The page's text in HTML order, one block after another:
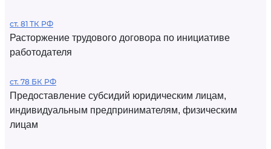
ст. 81 ТК РФ
Расторжение трудового договора по инициативе
работодателя
ст. 78 БК РФ
Предоставление субсидий юридическим лицам,
индивидуальным предпринимателям, физическим
лицам